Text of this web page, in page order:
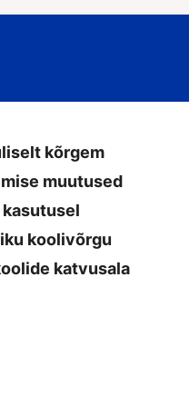
kõrgem
muutused
koolivõrgu
katvusala